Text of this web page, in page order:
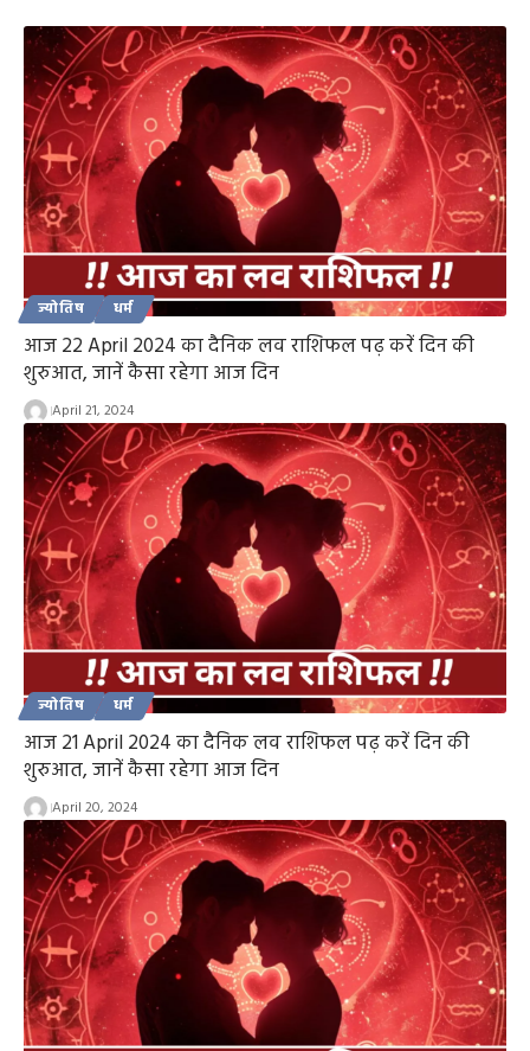
ज्योतिष धर्म
आज 22 April 2024 का दैनिक लव राशिफल पढ़ करें दिन की
शुरुआत, जानें कैसा रहेगा आज दिन
April 21, 2024
ज्योतिष धर्म
आज 21 April 2024 का दैनिक लव राशिफल पढ़ करें दिन की
शुरुआत, जानें कैसा रहेगा आज दिन
April 20, 2024